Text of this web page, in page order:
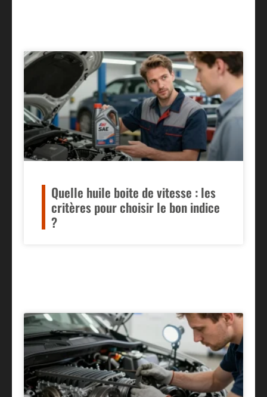
Quelle huile boite de vitesse : les
critères pour choisir le bon indice
?